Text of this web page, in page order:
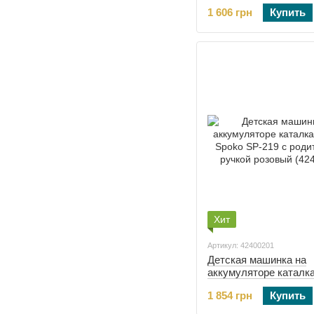
1 606 грн
Купить
Хит
Артикул: 42400201
Детская машинка на
аккумуляторе
Spoko SP-219 с
ручкой розовый
1 854 грн Купить